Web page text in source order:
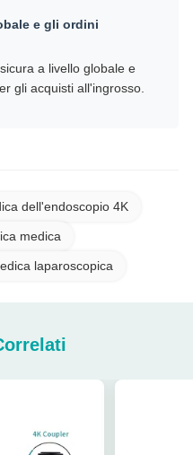
e gli ordini
a livello globale e
gli acquisti all'ingrosso.
dell'endoscopio 4K
medica
laparoscopica